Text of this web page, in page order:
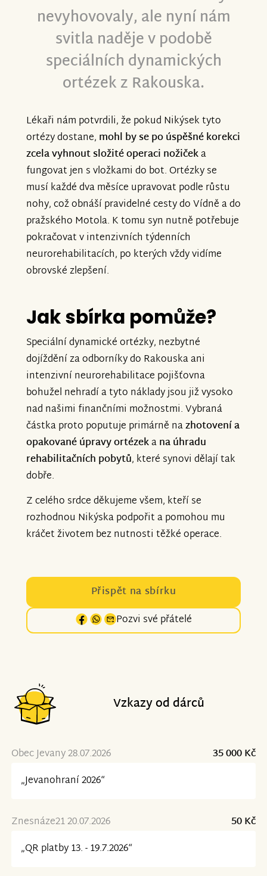
nevyhovovaly, ale nyní nám
svitla naděje v podobě
speciálních dynamických
ortézek z Rakouska.
Lékaři nám potvrdili, že pokud Nikýsek tyto
ortézy dostane, mohl by se po úspěšné korekci
zcela vyhnout složité operaci nožičeka
fungovat jen s vložkami do bot. Ortézky se
musí každé dva měsíce upravovat podle růstu
nohy, což obnáší pravidelné cesty do Vídně a do
pražského Motola. K tomu syn nutně potřebuje
pokračovat v intenzivních týdenních
neurorehabilitacích, po kterých vždy vidíme
obrovské zlepšení.
Jak sbírka pomůže?
Speciální dynamické ortézky, nezbytné
dojíždění za odborníky do Rakouska ani
intenzivní neurorehabilitace pojišťovna
bohužel nehradí a tyto náklady jsou již vysoko
nad našimi finančními možnostmi. Vybraná
částka proto poputuje primárně nazhotovení a
opakované úpravy ortézekana úhradu
rehabilitačních pobytů, které synovi dělají tak
dobře.
Z celého srdce děkujeme všem, kteří se
rozhodnou Nikýska podpořit a pomohou mu
kráčet životem bez nutnosti těžké operace.
Přispět na sbírku
Pozvi své přátelé
Vzkazy od dárců
Obec Jevany 28.07.2026
35 000 Kč
„Jevanohraní 2026“
Znesnáze21 20.07.2026
50 Kč
„QR platby 13. - 19.7.2026“